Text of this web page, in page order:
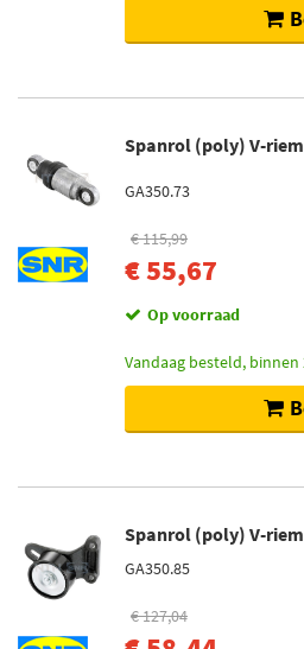
Spanrol (poly) V-riem
GA350.73
€ 115,99
€ 55,67
Op voorraad
Vandaag besteld,
Spanrol (poly) V-riem
GA350.85
€ 127,04